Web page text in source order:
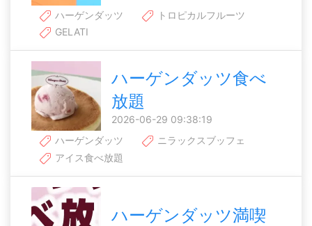
ハーゲンダッツ
トロピカルフルーツ
GELATI
ハーゲンダッツ食べ
放題
2026-06-29 09:38:19
ハーゲンダッツ
ニラックスブッフェ
アイス食べ放題
ハーゲンダッツ満喫